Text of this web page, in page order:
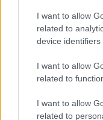
I want to allow
related to
device identifiers
I want to allow
related to
I want to allow
related to
Meccs
Paris
Felkészülési szezon
Nya Ullevi, Göteborg